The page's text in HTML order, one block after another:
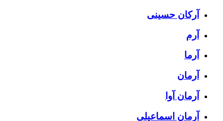
آرکان حسینی
آرم
آرما
آرمان
آرمان آوا
آرمان اسماعیلی